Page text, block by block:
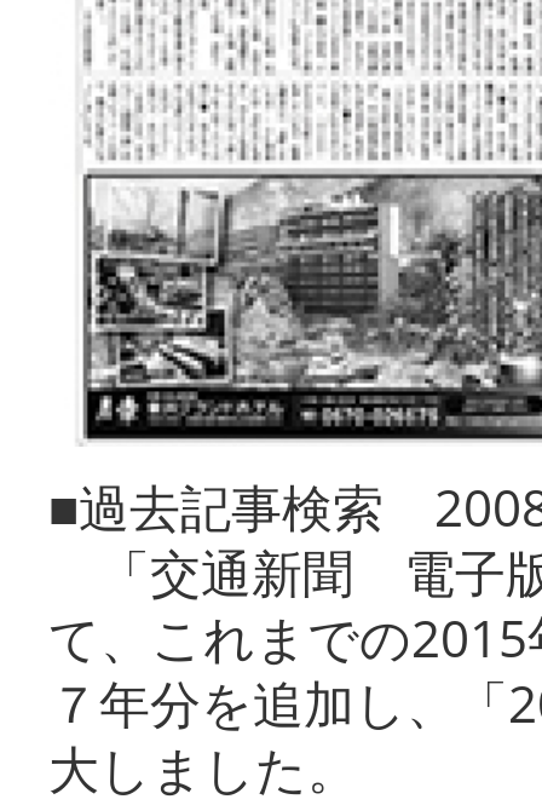
■過去記事検索
「交通新聞 電子
て、これまでの
７年分を追加し、「
大しまし